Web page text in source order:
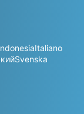
Italiano
Svenska